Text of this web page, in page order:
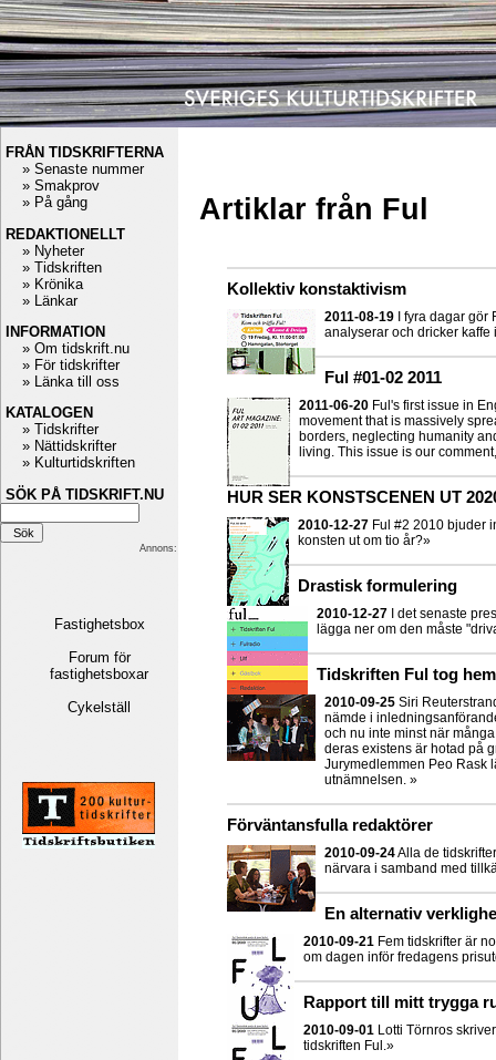
Artiklar från Ful
Kollektiv konstaktivism
2011-08-19
I fyra dagar
analyserar och dricker kaffe
Ful #01-02 2011
2011-06-20 Ful's first issue in
movement that is massively
borders, neglecting humanity
living. This issue is our
HUR SER KONSTSCENEN UT
2010-12-27 Ful #2 2010 bjuder
konsten ut om tio år?»
Drastisk formulering
2010-12-27
I det senaste
lägga ner om den måste
Tidskriften Ful tog
2010-09-25 Siri
nämde i
och nu inte minst när
deras existens är hotad på
Jurymedlemmen Peo Rask
utnämnelsen. »
Förväntansfulla redaktörer
2010-09-24Alla de
närvara i samband med
En alternativ
2010-09-21 Fem tidskrifter är
om dagen inför fredagens
Rapport till mitt trygga
2010-09-01 Lotti Törnros
tidskriften Ful.»
FRÅN TIDSKRIFTERNA
» Senaste nummer
» Smakprov
» På gång
REDAKTIONELLT
» Nyheter
» Tidskriften
» Krönika
» Länkar
INFORMATION
» Om tidskrift.nu
» För tidskrifter
» Länka till oss
KATALOGEN
» Tidskrifter
» Nättidskrifter
» Kulturtidskriften
SÖK PÅ TIDSKRIFT.NU
Annons:
Fastighetsbox
Forum för
fastighetsboxar
Cykelställ